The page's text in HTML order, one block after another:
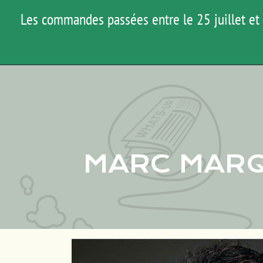
Les commandes passées entre le 25 juillet
MARC